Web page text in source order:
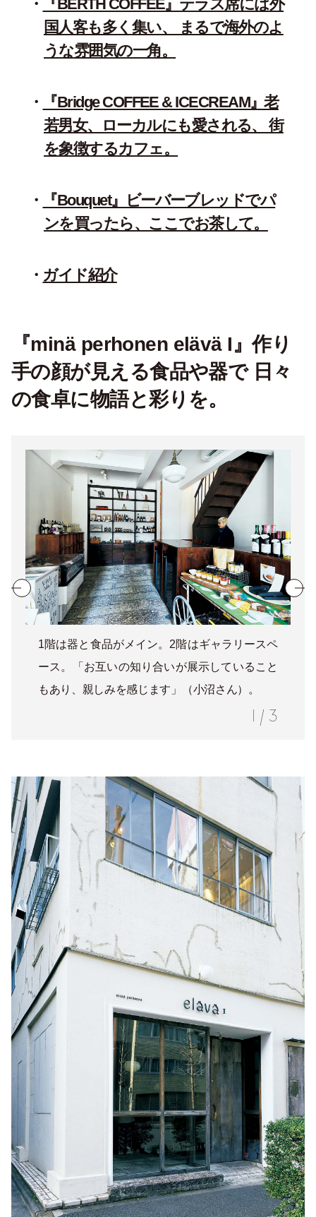
『BERTH COFFEE』テラス席には外
国人客も多く集い、 まるで海外のよ
うな雰囲気の一角。
『Bridge COFFEE & ICECREAM』老
若男女、ローカルにも愛される、 街
を象徴するカフェ。
『Bouquet』ビーバーブレッドでパ
ンを買ったら、ここでお茶して。
ガイド紹介
『minä perhonen elävä I』作り
手の顔が見える食品や器で 日々
の食卓に物語と彩りを。
1階は器と食品がメイン。2階はギャラリースペ
ース。「お互いの知り合いが展示していること
もあり、親しみを感じます」（小沼さん）。
1 / 3